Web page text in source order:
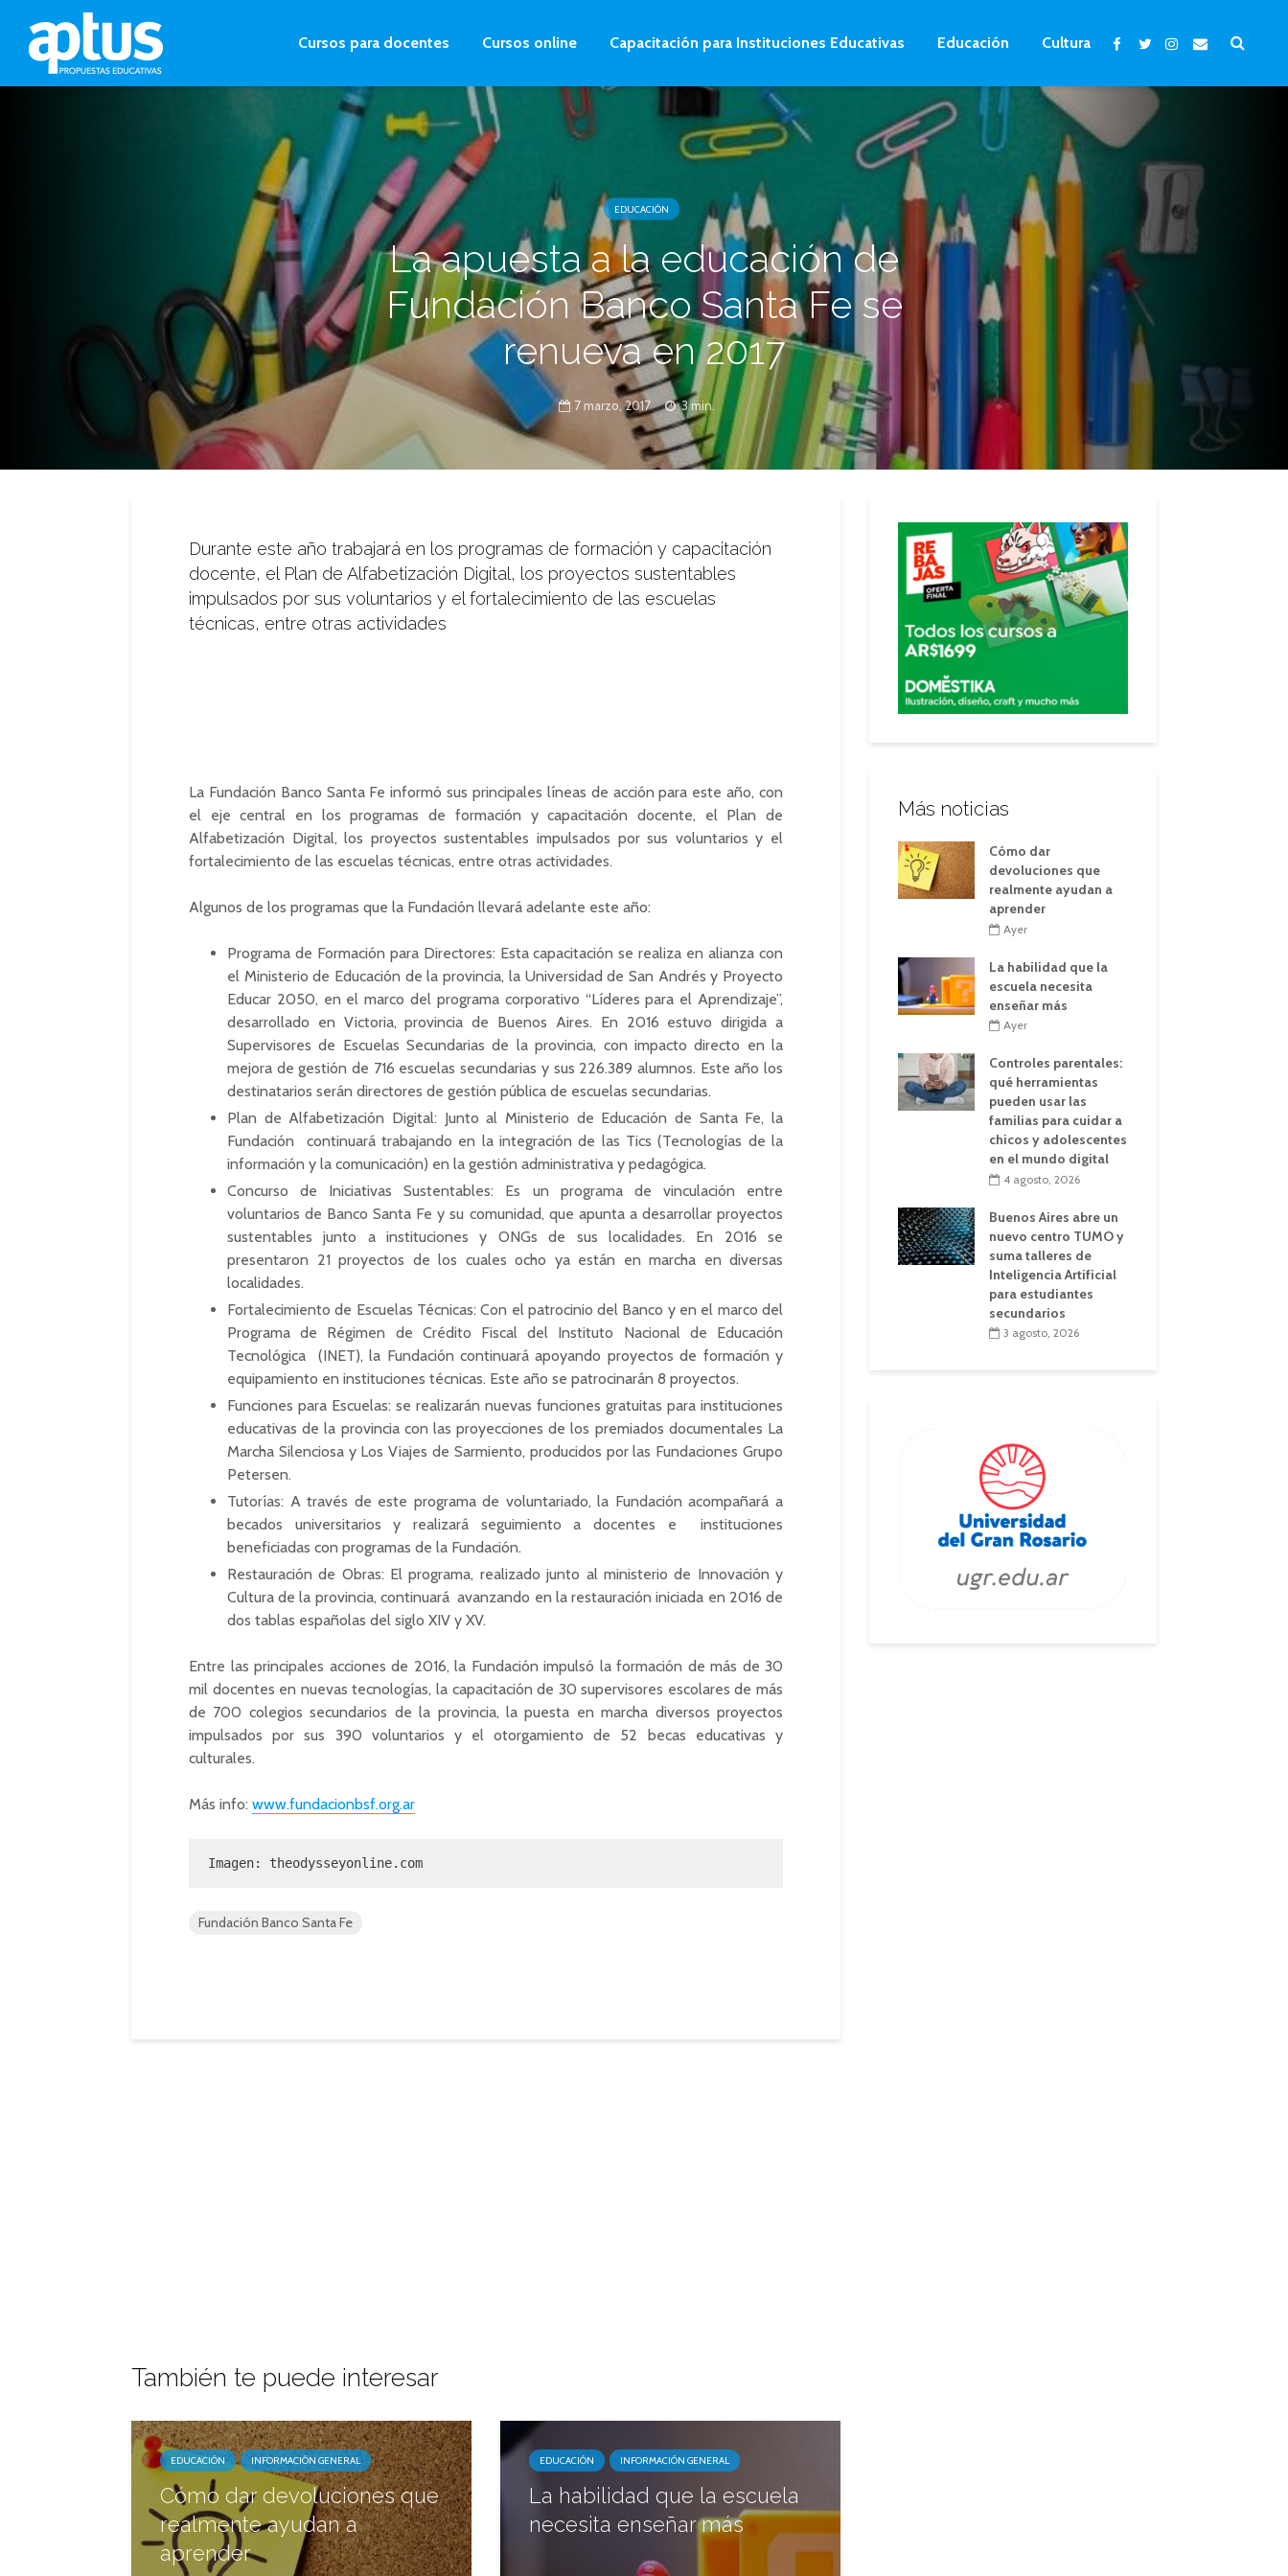
Cursos para docentes Cursos online Capacitación para Instituciones Educativas Educación Cultura
EDUCACIÓN
La apuesta a la educación de
Fundación Banco Santa Fe se
renueva en 2017
7 marzo, 2017 3 min.
Durante este año trabajará en los programas de formación y capacitación
docente, el Plan de Alfabetización Digital, los proyectos sustentables
impulsados por sus voluntarios y el fortalecimiento de las escuelas
técnicas, entre otras actividades
La Fundación Banco Santa Fe informó sus principales líneas de acción para este año, con
el eje central en los programas de formación y capacitación docente, el Plan de
Alfabetización Digital, los proyectos sustentables impulsados por sus voluntarios y el
fortalecimiento de las escuelas técnicas, entre otras actividades.
Algunos de los programas que la Fundación llevará adelante este año:
Programa de Formación para Directores: Esta capacitación se realiza en alianza con
el Ministerio de Educación de la provincia, la Universidad de San Andrés y Proyecto
Educar 2050, en el marco del programa corporativo “Líderes para el Aprendizaje”,
desarrollado en Victoria, provincia de Buenos Aires. En 2016 estuvo dirigida a
Supervisores de Escuelas Secundarias de la provincia, con impacto directo en la
mejora de gestión de 716 escuelas secundarias y sus 226.389 alumnos. Este año los
destinatarios serán directores de gestión pública de escuelas secundarias.
Plan de Alfabetización Digital: Junto al Ministerio de Educación de Santa Fe, la
Fundación continuará trabajando en la integración de las Tics (Tecnologías de la
información y la comunicación) en la gestión administrativa y pedagógica.
Concurso de Iniciativas Sustentables: Es un programa de vinculación entre
voluntarios de Banco Santa Fe y su comunidad, que apunta a desarrollar proyectos
sustentables junto a instituciones y ONGs de sus localidades. En 2016 se
presentaron 21 proyectos de los cuales ocho ya están en marcha en diversas
localidades.
Fortalecimiento de Escuelas Técnicas: Con el patrocinio del Banco y en el marco del
Programa de Régimen de Crédito Fiscal del Instituto Nacional de Educación
Tecnológica (INET), la Fundación continuará apoyando proyectos de formación y
equipamiento en instituciones técnicas. Este año se patrocinarán 8 proyectos.
Funciones para Escuelas: se realizarán nuevas funciones gratuitas para instituciones
educativas de la provincia con las proyecciones de los premiados documentales La
Marcha Silenciosa y Los Viajes de Sarmiento, producidos por las Fundaciones Grupo
Petersen.
Tutorías: A través de este programa de voluntariado, la Fundación acompañará a
becados universitarios y realizará seguimiento a docentes e instituciones
beneficiadas con programas de la Fundación.
Restauración de Obras: El programa, realizado junto al ministerio de Innovación y
Cultura de la provincia, continuará avanzando en la restauración iniciada en 2016 de
dos tablas españolas del siglo XIV y XV.
Entre las principales acciones de 2016, la Fundación impulsó la formación de más de 30
mil docentes en nuevas tecnologías, la capacitación de 30 supervisores escolares de más
de 700 colegios secundarios de la provincia, la puesta en marcha diversos proyectos
impulsados por sus 390 voluntarios y el otorgamiento de 52 becas educativas y
culturales.
Más info: www.fundacionbsf.org.ar
Imagen: theodysseyonline.com
Fundación Banco Santa Fe
También te puede interesar
EDUCACIÓN INFORMACIÓN GENERAL
Cómo dar devoluciones que
realmente ayudan a
aprender
EDUCACIÓN INFORMACIÓN GENERAL
La habilidad que la escuela
necesita enseñar más
Más noticias
Cómo dar
devoluciones que
realmente ayudan a
aprender
Ayer
La habilidad que la
escuela necesita
enseñar más
Ayer
Controles parentales:
qué herramientas
pueden usar las
familias para cuidar a
chicos y adolescentes
en el mundo digital
4 agosto, 2026
Buenos Aires abre un
nuevo centro TUMO y
suma talleres de
Inteligencia Artificial
para estudiantes
secundarios
3 agosto, 2026